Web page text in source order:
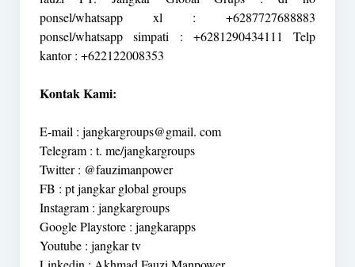
ponsel/whatsapp xl : +6287727688883
ponsel/whatsapp simpati : +6281290434111 Telp
kantor : +622122008353
Kontak Kami:
E-mail : jangkargroups@gmail. com
Telegram : t. me/jangkargroups
Twitter : @fauzimanpower
FB : pt jangkar global groups
Instagram : jangkargroups
Google Playstore : jangkarapps
Youtube : jangkar tv